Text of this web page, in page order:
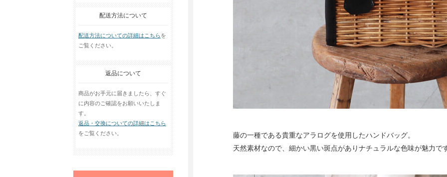
配送方法について
配送方法についての詳細はこちらを
ご覧ください。
返品について
商品がお手元に届きましたら、すぐ
に内容のご確認をお願いいたしま
す。
返品・交換についての詳細はこちら
をご覧ください。
藤の一種である貴重なアラログを使用したハンドバッグ。
天然素材なので、細かい黒い斑点がありナチュラルな色味が魅力で